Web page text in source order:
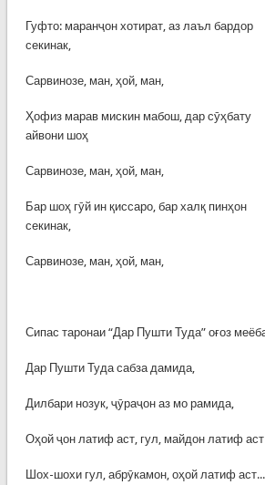
Гуфто: маранҷон хотират, аз лаъл бардор
секинак,
Сарвинозе, ман, ҳой, ман,
Ҳофиз марав мискин мабош, дар сӯҳбату
айвони шоҳ
Сарвинозе, ман, ҳой, ман,
Бар шоҳ гӯй ин қиссаро, бар халқ пинҳон
секинак,
Сарвинозе, ман, ҳой, ман,
Сипас таронаи “Дар Пушти Туда” оғоз
Дар Пушти Туда сабза дамида,
Дилбари нозук, ҷӯраҷон аз мо рамида,
Оҳой ҷон латиф аст, гул, майдон латиф аст
Шох-шохи гул, абрӯкамон, оҳой латиф аст...